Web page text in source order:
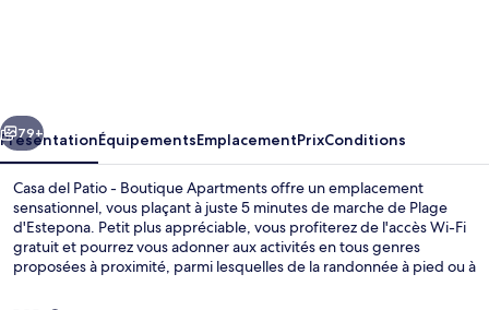
Boutique
Apartments
Suivant
79+
PrésentationÉquipementsEmplacementPrixConditions
Casa del Patio - Boutique Apartments offre un emplacement
sensationnel, vous plaçant à juste 5 minutes de marche de Plage
d'Estepona. Petit plus appréciable, vous profiterez de l'accès Wi-Fi
gratuit et pourrez vous adonner aux activités en tous genres
proposées à proximité, parmi lesquelles de la randonnée à pied ou à
Parmi les petits plus des appartements : une cuisine, une TV